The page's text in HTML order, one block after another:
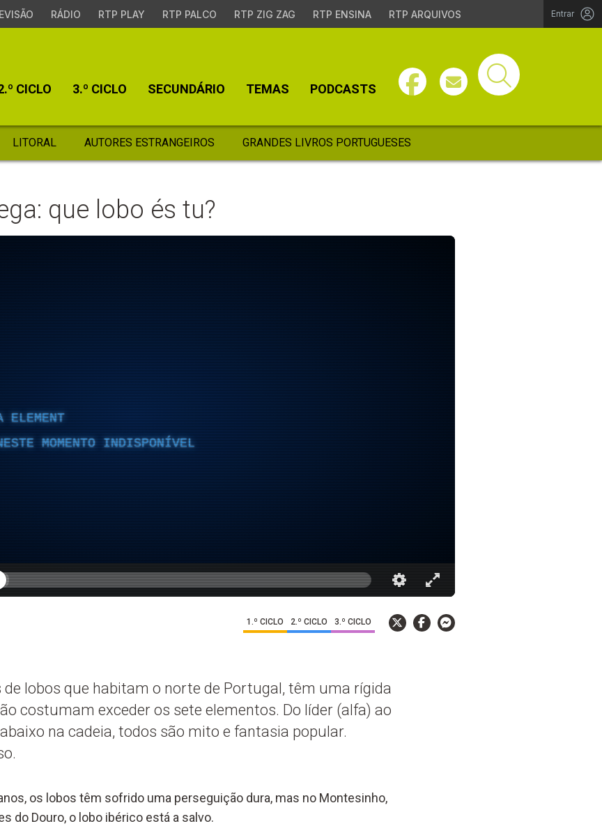
RÁDIO RTP PLAY RTP PALCO RTP ZIG ZAG RTP ENSINA RTP ARQUIVOS Entrar
CICLO 3.º CICLO SECUNDÁRIO TEMAS PODCASTS
LITORAL AUTORES ESTRANGEIROS GRANDES LIVROS PORTUGUESES
que lobo és tu?
ELEMENT
MOMENTO INDISPONÍVEL
1.º CICLO 2.º CICLO 3.º CICLO
lobos que habitam o norte de Portugal, têm uma rígida
costumam exceder os sete elementos. Do líder (alfa) ao
na cadeia, todos são mito e fantasia popular.
os lobos têm sofrido uma perseguição dura, mas no Montesinho,
do Douro, o lobo ibérico está a salvo.